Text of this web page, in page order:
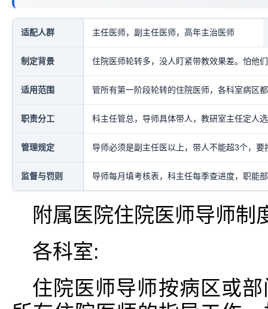
适配人群 主任医师，副主任医师，高年主治医师
制定背景 住院医师轮转多，没人盯紧带教效果差。怕他
适用范围 管所有第一阶段轮转的住院医师，各科室病区
职责分工 科主任管总，导师具体带人，教研室主任定人
管理规定 导师必须是副主任医以上，带人不能超3个，
监督与罚则 导师每月填考核表，科主任每季查进度，职能
附属医院住院医师导师制
各科室:
住院医师导师按病区或